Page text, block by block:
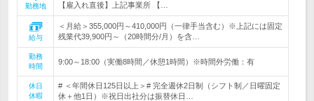
勤務地
【雇入れ直後】上記事業所 【…
給与
＜月給＞355,000円～410,000円（一律手当含む）※上記には固定
残業代39,900円～（20時間分/月）を含…
勤務
時間
9:00～18:00（実働8時間／休憩1時間）※時間外労働：有
休日
休暇
# ＜年間休日125日以上＞# 完全週休2日制（シフト制／日曜固定
休＋他1日）※祝日出社分は振替休日…